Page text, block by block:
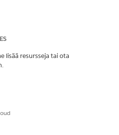
lisää resursseja tai ota